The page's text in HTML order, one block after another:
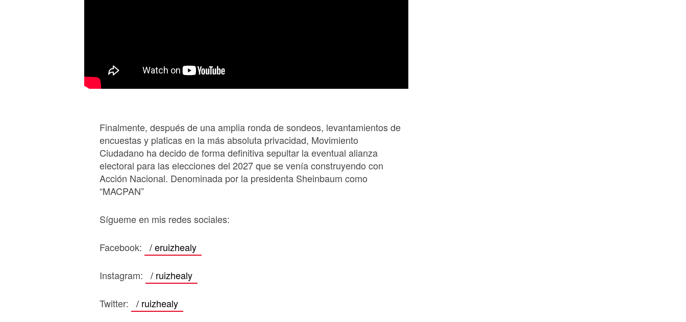
Finalmente, después de una amplia ronda de sondeos, levantamientos de
encuestas y platicas en la más absoluta privacidad, Movimiento
Ciudadano ha decido de forma definitiva sepultar la eventual alianza
electoral para las elecciones del 2027 que se venía construyendo con
Acción Nacional. Denominada por la presidenta Sheinbaum como
“MACPAN”
Sígueme en mis redes sociales:
Facebook: / eruizhealy
Instagram: / ruizhealy
Twitter: / ruizhealy